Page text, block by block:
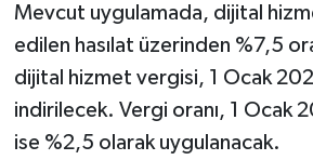
Mevcut uygulamada, dijital
edilen hasılat üzerinden %7,5
dijital hizmet vergisi, 1 Ocak
indirilecek. Vergi oranı, 1 Ocak
ise %2,5 olarak uygulanacak.